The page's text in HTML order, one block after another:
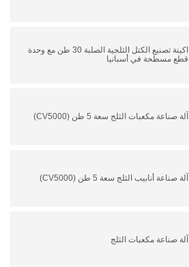
اكينة تصنيع الكتل الثلجية الصلبة 30 طن مع وحدة
قطع مسطحة في أسبانيا
آلة صناعة مكعبات الثلج سعة 5 طن (CV5000)
آلة صناعة أنابيب الثلج سعة 5 طن (CV5000)
آلة صناعة مكعبات الثلج